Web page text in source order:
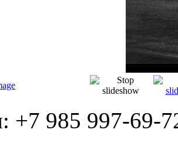
+7 985 997-69-